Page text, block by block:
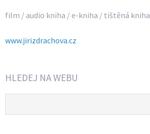
film / audio kniha / e-kniha / tištěná kniha
www.jirizdrachova.cz
HLEDEJ NA WEBU